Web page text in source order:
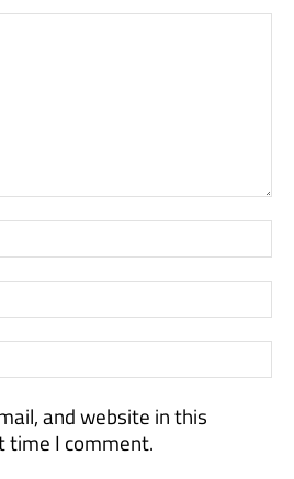
and website in this
time I comment.